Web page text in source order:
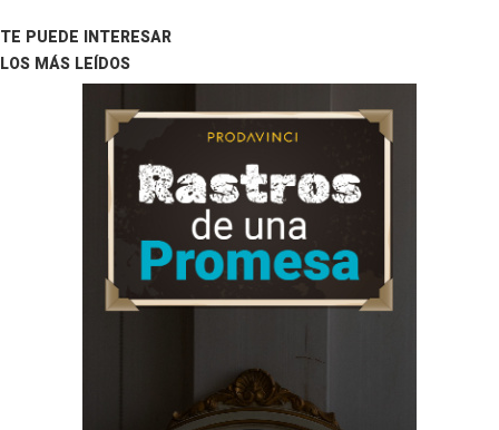
TE PUEDE INTERESAR
LOS MÁS LEÍDOS